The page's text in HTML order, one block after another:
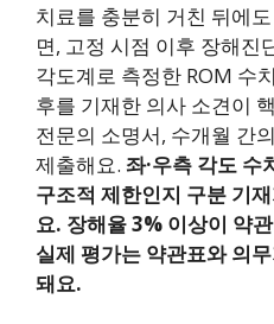
치료를 충분히 거친 뒤에
면, 고정 시점 이후 장해진
각도계로 측정한 ROM 수
후를 기재한 의사 소견이
전문의 소명서, 수개월 간
제출해요. 좌·우측 각도 수
구조적 제한인지 구분 기
요. 장해율 3% 이상이 약
실제 평가는 약관표와 의
돼요.